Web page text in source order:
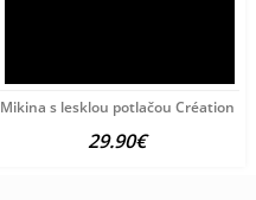
Mikina s lesklou potlačou Création L,
29.90€